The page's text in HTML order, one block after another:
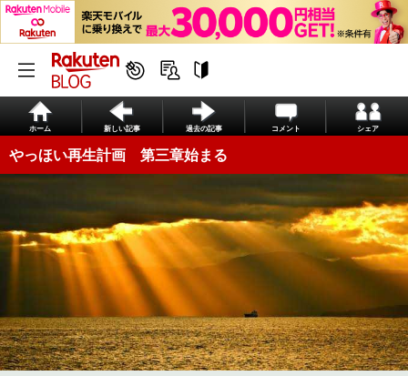
ホーム 新しい記事 過去の記事 コメント シェア
やっほい再生計画 第三章始まる